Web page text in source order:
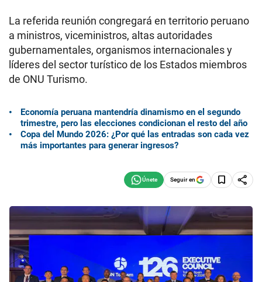
La referida reunión congregará en territorio peruano
a ministros, viceministros, altas autoridades
gubernamentales, organismos internacionales y
líderes del sector turístico de los Estados miembros
de ONU Turismo.
Economía peruana mantendría dinamismo en el segundo
trimestre, pero las elecciones condicionan el resto del año
Copa del Mundo 2026: ¿Por qué las entradas son cada vez
más importantes para generar ingresos?
Seguir en